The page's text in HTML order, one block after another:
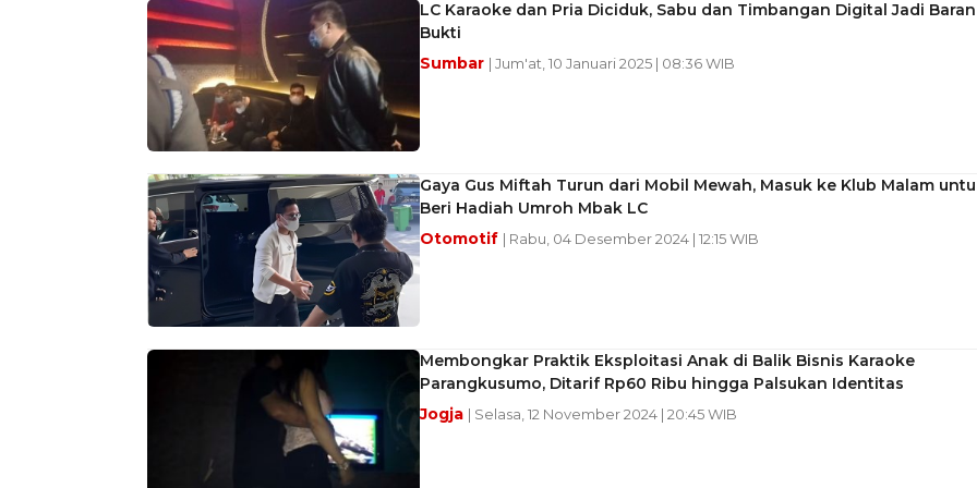
LC Karaoke dan Pria Diciduk, Sabu dan Timbangan Digital Jadi
Bukti
Sumbar | Jum'at, 10 Januari 2025 | 08:36 WIB
Gaya Gus Miftah Turun dari Mobil Mewah, Masuk ke Klub Malam
Beri Hadiah Umroh Mbak LC
Otomotif | Rabu, 04 Desember 2024 | 12:15 WIB
Membongkar Praktik Eksploitasi Anak di Balik Bisnis Karaoke
Parangkusumo, Ditarif Rp60 Ribu hingga Palsukan Identitas
Jogja | Selasa, 12 November 2024 | 20:45 WIB